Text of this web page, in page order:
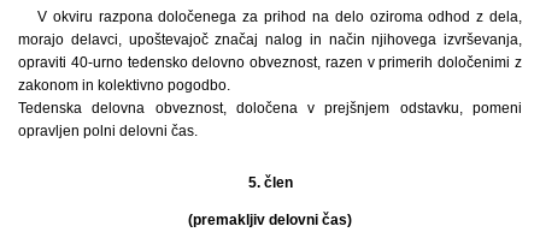
V okviru razpona določenega za prihod na delo oziroma odhod z dela,
morajo delavci, upoštevajoč značaj nalog in način njihovega izvrševanja,
opraviti 40-urno tedensko delovno obveznost, razen v primerih določenimi z
zakonom in kolektivno pogodbo.
Tedenska delovna obveznost, določena v prejšnjem odstavku, pomeni
opravljen polni delovni čas.
5. člen
(premakljiv delovni čas)